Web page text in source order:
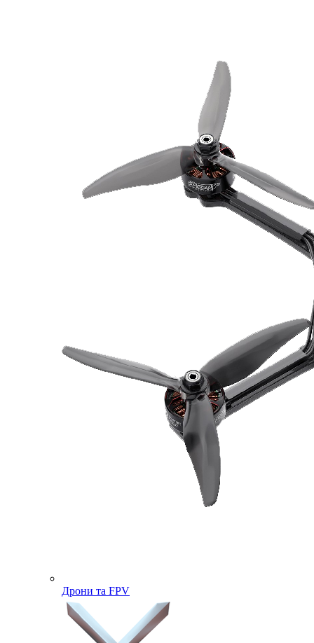
Дрони та FPV